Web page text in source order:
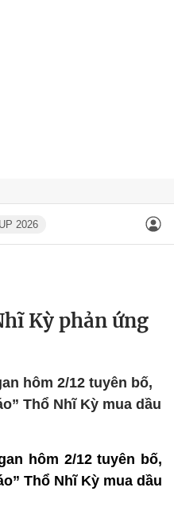
2026
Kỳ phản ứng
hôm 2/12 tuyên bố,
Thổ Nhĩ Kỳ mua dầu
hôm 2/12 tuyên bố,
Thổ Nhĩ Kỳ mua dầu